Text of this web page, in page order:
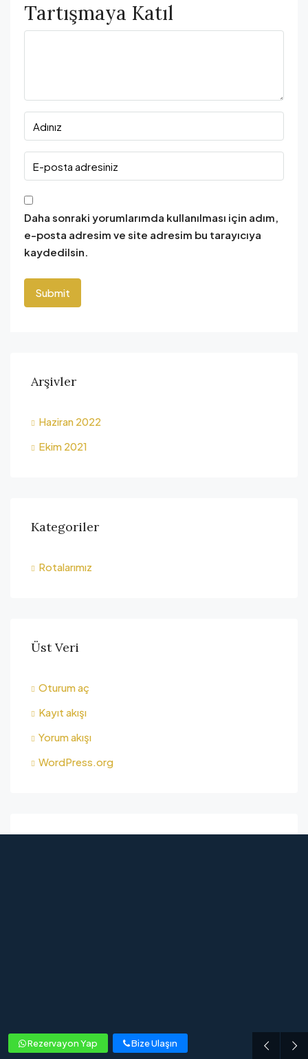
Tartışmaya Katıl
Daha sonraki yorumlarımda kullanılması için adım,
e-posta adresim ve site adresim bu tarayıcıya
kaydedilsin.
Arşivler
Haziran 2022
Ekim 2021
Kategoriler
Rotalarımız
Üst Veri
Oturum aç
Kayıt akışı
Yorum akışı
WordPress.org
Rezervayon Yap Bize Ulaşın